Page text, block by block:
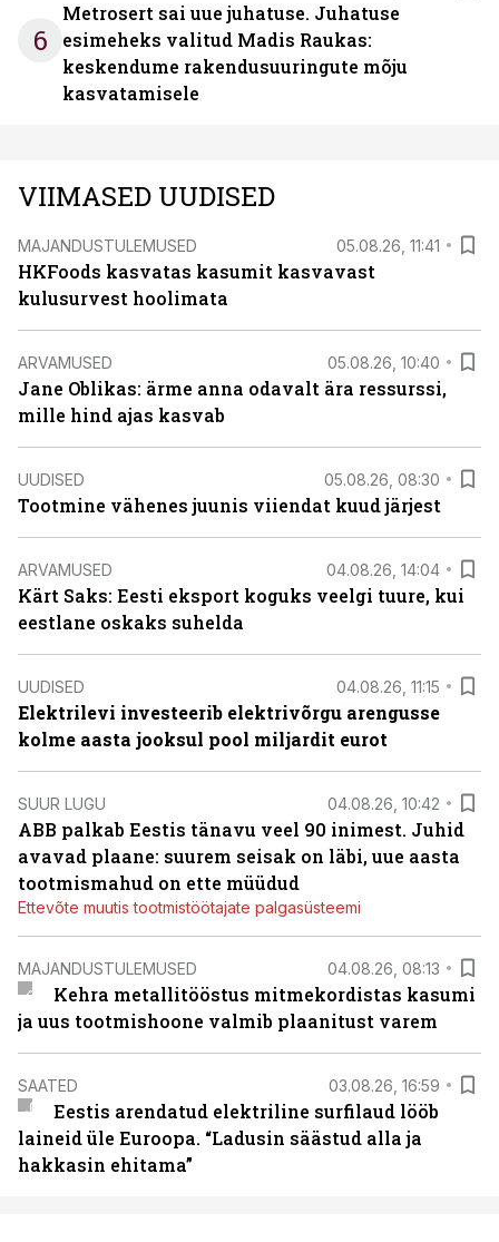
6
Metrosert sai uue juhatuse. Juhatuse
esimeheks valitud Madis Raukas:
keskendume rakendusuuringute mõju
kasvatamisele
VIIMASED UUDISED
MAJANDUSTULEMUSED 05.08.26, 11:41
HKFoods kasvatas kasumit kasvavast
kulusurvest hoolimata
ARVAMUSED 05.08.26, 10:40
Jane Oblikas: ärme anna odavalt ära ressurssi,
mille hind ajas kasvab
UUDISED 05.08.26, 08:30
Tootmine vähenes juunis viiendat kuud järjest
ARVAMUSED 04.08.26, 14:04
Kärt Saks: Eesti eksport koguks veelgi tuure, kui
eestlane oskaks suhelda
UUDISED 04.08.26, 11:15
Elektrilevi investeerib elektrivõrgu arengusse
kolme aasta jooksul pool miljardit eurot
SUUR LUGU 04.08.26, 10:42
ABB palkab Eestis tänavu veel 90 inimest. Juhid
avavad plaane: suurem seisak on läbi, uue aasta
tootmismahud on ette müüdud
Ettevõte muutis tootmistöötajate palgasüsteemi
MAJANDUSTULEMUSED 04.08.26, 08:13
Kehra metallitööstus mitmekordistas kasumi
ja uus tootmishoone valmib plaanitust varem
SAATED 03.08.26, 16:59
Eestis arendatud elektriline surfilaud lööb
laineid üle Euroopa. “Ladusin säästud alla ja
hakkasin ehitama”